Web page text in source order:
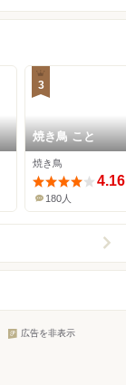
3
焼き鳥 こと
焼き鳥
4.16
180人
広告を非表示